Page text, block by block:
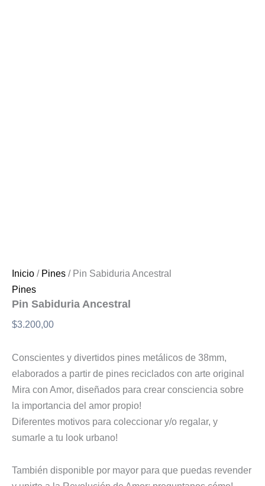
Inicio / Pines / Pin Sabiduria Ancestral
Pines
Pin Sabiduria Ancestral
$3.200,00
Conscientes y divertidos pines metálicos de 38mm,
elaborados a partir de pines reciclados con arte original
Mira con Amor, diseñados para crear consciencia sobre
la importancia del amor propio!
Diferentes motivos para coleccionar y/o regalar, y
sumarle a tu look urbano!
También disponible por mayor para que puedas revender